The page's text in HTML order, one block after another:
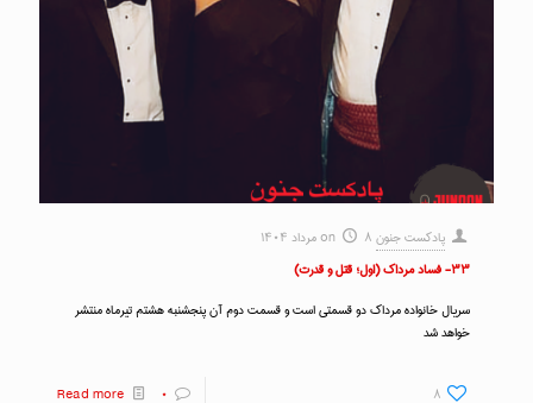
پادکست جنون on
۸ مرداد ۱۴۰۴
۳۳- فساد مرداک (اول؛ قتل و قدرت)
سریال خانواده مرداک دو قسمتی است و قسمت دوم آن پنجشنبه هشتم تیرماه منتشر
خواهد شد
۸ ۰ Read more